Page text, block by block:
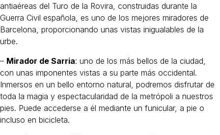
antiaéreas del Turo de la Rovira, construidas durante la
Guerra Civil española, es uno de los mejores miradores de
Barcelona, proporcionando unas vistas inigualables de la
urbe.
– Mirador de Sarria: uno de los más bellos de la ciudad,
con unas imponentes vistas a su parte más occidental.
Inmersos en un bello entorno natural, podremos disfrutar de
toda la magia y espectacularidad de la metrópoli a nuestros
pies. Puede accederse a él mediante un funicular, a pie o
incluso en bicicleta.